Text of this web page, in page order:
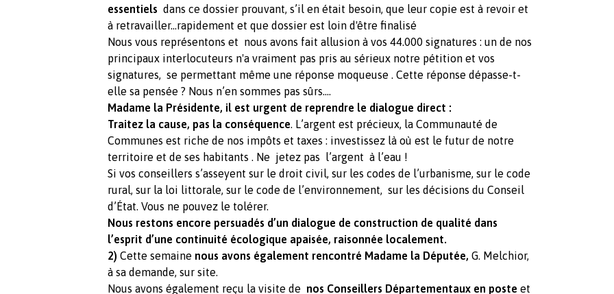
essentiels dans ce dossier prouvant, s’il en était besoin, que leur copie est à revoir et
à retravailler…rapidement et que dossier est loin d'être finalisé
Nous vous représentons et nous avons fait allusion à vos 44.000 signatures : un de nos
principaux interlocuteurs n'a vraiment pas pris au sérieux notre pétition et vos
signatures, se permettant même une réponse moqueuse . Cette réponse dépasse-t-
elle sa pensée ? Nous n’en sommes pas sûrs….
Madame la Présidente, il est urgent de reprendre le dialogue direct :
Traitez la cause, pas la conséquence. L’argent est précieux, la Communauté de
Communes est riche de nos impôts et taxes : investissez là où est le futur de notre
territoire et de ses habitants . Ne jetez pas l’argent à l’eau !
Si vos conseillers s’asseyent sur le droit civil, sur les codes de l’urbanisme, sur le code
rural, sur la loi littorale, sur le code de l’environnement, sur les décisions du Conseil
d’État. Vous ne pouvez le tolérer.
Nous restons encore persuadés d’un dialogue de construction de qualité dans
l’esprit d’une continuité écologique apaisée, raisonnée localement.
2) Cette semaine nous avons également rencontré Madame la Députée, G. Melchior,
à sa demande, sur site.
Nous avons également reçu la visite de nos Conseillers Départementaux en poste et